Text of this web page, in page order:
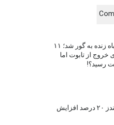
زن برزیلی که به اشتباه زنده به گور شد؛ ۱۱
خروج از تابوت اما
رسید؟!
حاصلات خربوزه در کندز ۲۰ درصد افزایش